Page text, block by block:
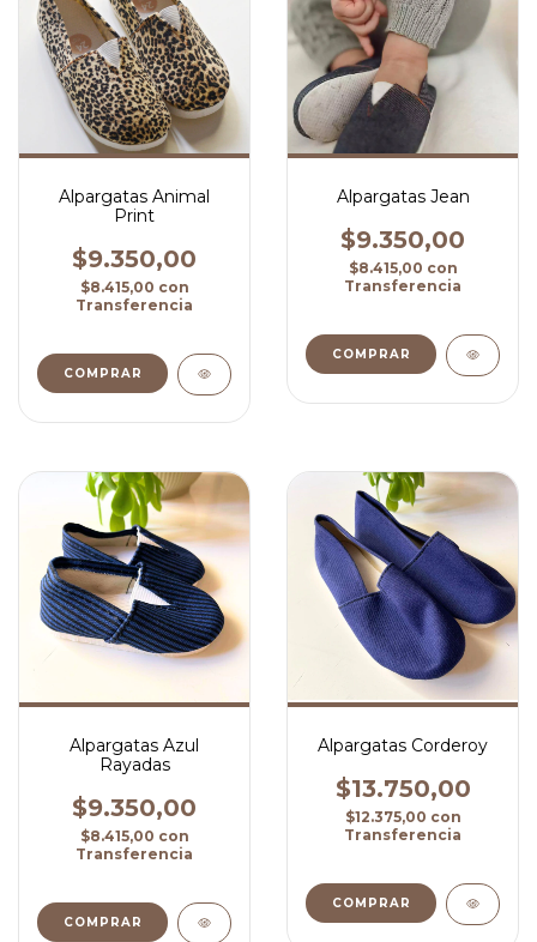
Alpargatas Animal
Print
$9.350,00
$8.415,00 con
Transferencia
COMPRAR
Alpargatas Jean
$9.350,00
$8.415,00 con
Transferencia
COMPRAR
Alpargatas Azul
Rayadas
$9.350,00
$8.415,00 con
Transferencia
COMPRAR
Alpargatas Corderoy
$13.750,00
$12.375,00 con
Transferencia
COMPRAR